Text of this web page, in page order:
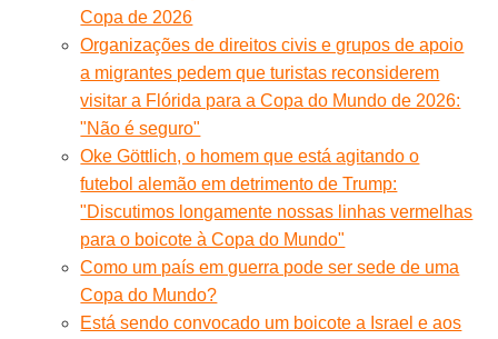
Copa de 2026
Organizações de direitos civis e grupos de apoio
a migrantes pedem que turistas reconsiderem
visitar a Flórida para a Copa do Mundo de 2026:
"Não é seguro"
Oke Göttlich, o homem que está agitando o
futebol alemão em detrimento de Trump:
"Discutimos longamente nossas linhas vermelhas
para o boicote à Copa do Mundo"
Como um país em guerra pode ser sede de uma
Copa do Mundo?
Está sendo convocado um boicote a Israel e aos